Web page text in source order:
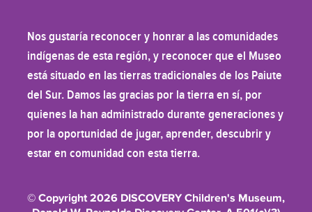
Nos gustaría reconocer y honrar a las comunidades
indígenas de esta región, y reconocer que el Museo
está situado en las tierras tradicionales de los Paiute
del Sur. Damos las gracias por la tierra en sí, por
quienes la han administrado durante generaciones y
por la oportunidad de jugar, aprender, descubrir y
estar en comunidad con esta tierra.
© Copyright 2026 DISCOVERY Children's Museum,